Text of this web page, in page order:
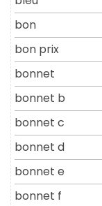
bon
bon prix
bonnet
bonnet b
bonnet c
bonnet d
bonnet e
bonnet f